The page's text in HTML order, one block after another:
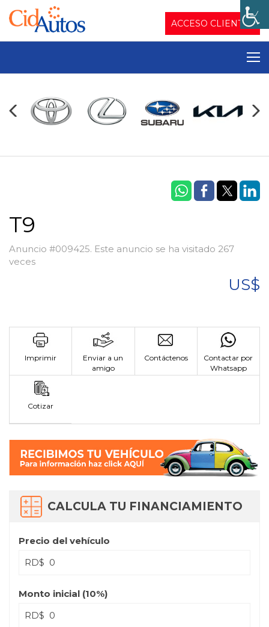
ACCESO CLIENTES
T9
Anuncio #009425. Este anuncio se ha visitado 267
veces
US$
Imprimir
Enviar a un
amigo
Contáctenos
Contactar por
Whatsapp
Cotizar
CALCULA TU FINANCIAMIENTO
Precio del vehículo
RD$
Monto inicial (10%)
RD$